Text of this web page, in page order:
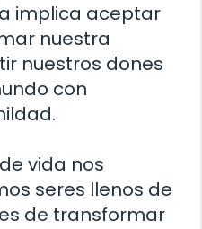
implica aceptar
nuestra
nuestros dones
con
vida nos
seres llenos de
de transformar